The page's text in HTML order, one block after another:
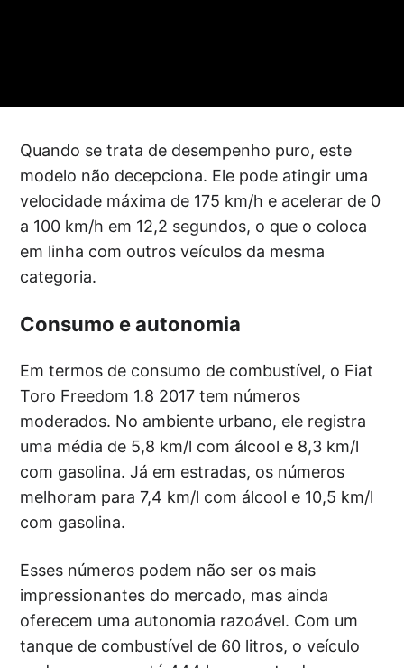
Quando se trata de desempenho puro, este
modelo não decepciona. Ele pode atingir uma
velocidade máxima de 175 km/h e acelerar de 0
a 100 km/h em 12,2 segundos, o que o coloca
em linha com outros veículos da mesma
categoria.
Consumo e autonomia
Em termos de consumo de combustível, o Fiat
Toro Freedom 1.8 2017 tem números
moderados. No ambiente urbano, ele registra
uma média de 5,8 km/l com álcool e 8,3 km/l
com gasolina. Já em estradas, os números
melhoram para 7,4 km/l com álcool e 10,5 km/l
com gasolina.
Esses números podem não ser os mais
impressionantes do mercado, mas ainda
oferecem uma autonomia razoável. Com um
tanque de combustível de 60 litros, o veículo